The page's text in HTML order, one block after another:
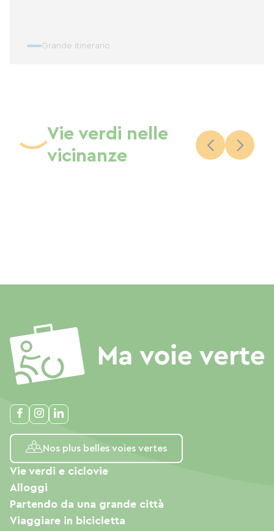
Grande itinerario
Vie verdi nelle
vicinanze
Nos plus belles voies vertes
Vie verdi e ciclovie
Alloggi
Partendo da una grande città
Viaggiare in bicicletta